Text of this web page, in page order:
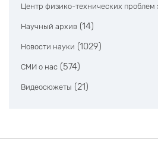
Центр физико-технических проблем
Научный архив (14)
Новости науки (1029)
СМИ о нас (574)
Видеосюжеты (21)